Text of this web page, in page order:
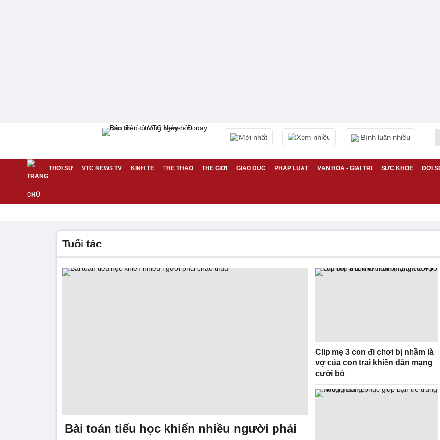
Mới nhất Xem nhiều Bình luận nhiều
THỜI SỰ VTC NEWS TV KINH TẾ THỂ THAO THẾ GIỚI GIÁO DỤC PHÁP LUẬT VĂN HÓA - GIẢI TRÍ SỨC KHỎE ĐỜI
tuổi tác
Bài toán tiểu học khiến nhiều người phải
Clip mẹ 3 con đi chơi bị nhầm là
vợ của con trai khiến dân mạng
cười bò